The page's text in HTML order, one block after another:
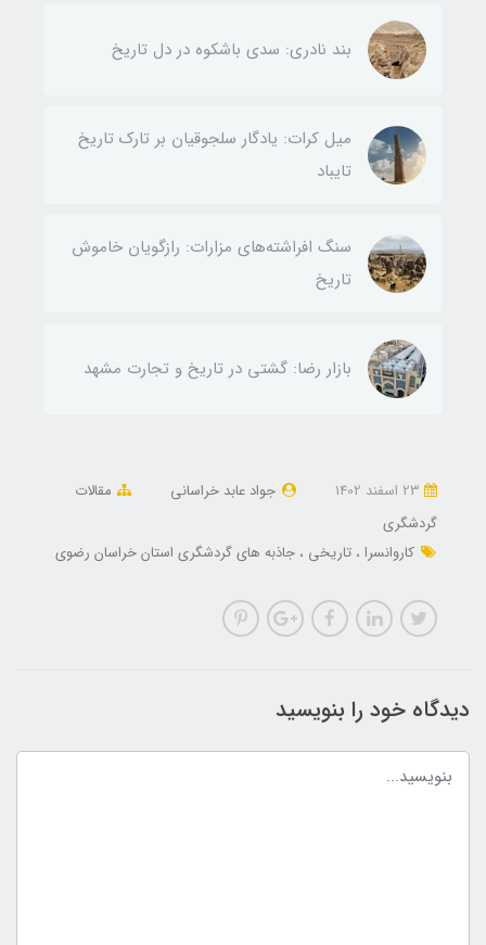
بند نادری: سدی باشکوه در دل تاریخ
میل کرات: یادگار سلجوقیان بر تارک تاریخ
تایباد
سنگ افراشته‌های مزارات: رازگویان خاموش
تاریخ
بازار رضا: گشتی در تاریخ و تجارت مشهد
جواد عابد خراسانی
مقالات
گردشگری
کاروانسرا تاریخی جاذبه های گردشگری استان خراسان رضوی
دیدگاه خود را بنویسید